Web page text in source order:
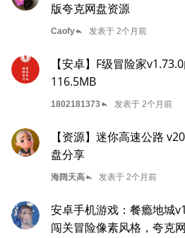
版夸克网盘资源
Caofyreply 发表于 2个月前
【安卓】F级冒险家
116.5MB
1802181373reply 发表于 2个月前
【资源】迷你高速公路
盘分享
海阔天高reply 发表于 2个月前
安卓手机游戏：餐瘾地城
闯关冒险像素风格，夸克